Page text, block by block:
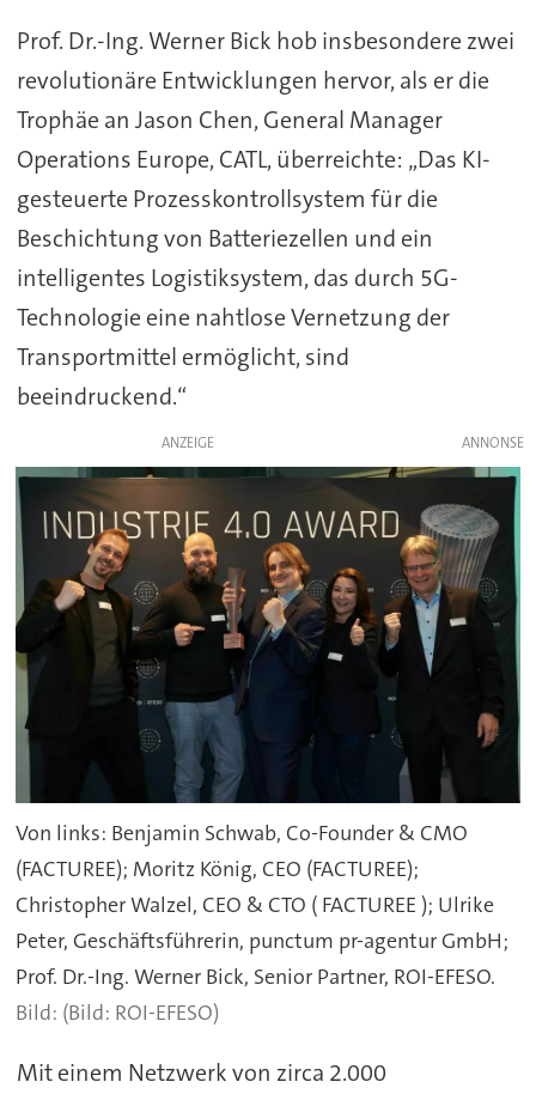
Prof. Dr.-Ing. Werner Bick hob insbesondere zwei
revolutionäre Entwicklungen hervor, als er die
Trophäe an Jason Chen, General Manager
Operations Europe, CATL, überreichte: „Das KI-
gesteuerte Prozesskontrollsystem für die
Beschichtung von Batteriezellen und ein
intelligentes Logistiksystem, das durch 5G-
Technologie eine nahtlose Vernetzung der
Transportmittel ermöglicht, sind
beeindruckend.“
ANZEIGE
Von links: Benjamin Schwab, Co-Founder & CMO
(FACTUREE); Moritz König, CEO (FACTUREE);
Christopher Walzel, CEO & CTO ( FACTUREE ); Ulrike
Peter, Geschäftsführerin, punctum pr-agentur GmbH;
Prof. Dr.-Ing. Werner Bick, Senior Partner, ROI-EFESO.
(Bild: ROI-EFESO)
Mit einem Netzwerk von zirca 2.000